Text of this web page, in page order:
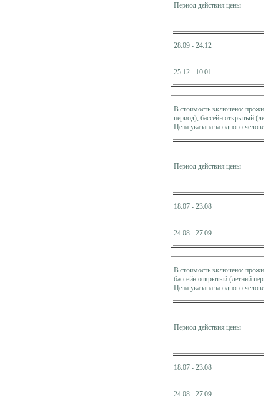
Период действия цены
28.09 - 24.12
25.12 - 10.01
В стоимость включено:
период), бассейн открытый
Цена указана за одного
Период действия цены
18.07 - 23.08
24.08 - 27.09
В стоимость включено:
бассейн открытый (летний
Цена указана за одного
Период действия цены
18.07 - 23.08
24.08 - 27.09